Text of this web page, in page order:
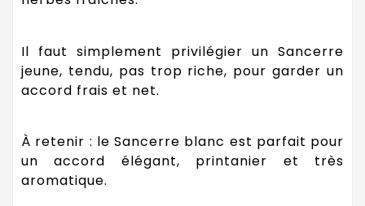
Il faut simplement privilégier un Sancerre
jeune, tendu, pas trop riche, pour garder un
accord frais et net.
À retenir : le Sancerre blanc est parfait pour
un accord élégant, printanier et très
aromatique.